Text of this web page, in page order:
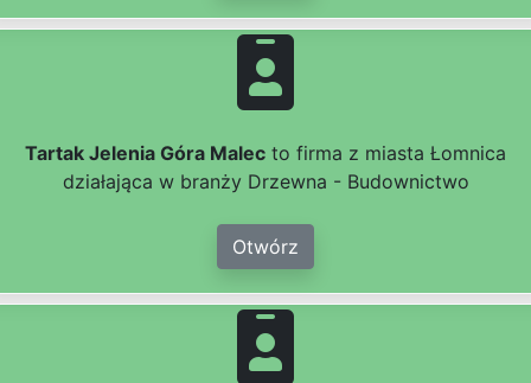
Tartak Jelenia Góra Malec to firma z miasta Łomnica
działająca w branży Drzewna - Budownictwo
Otwórz